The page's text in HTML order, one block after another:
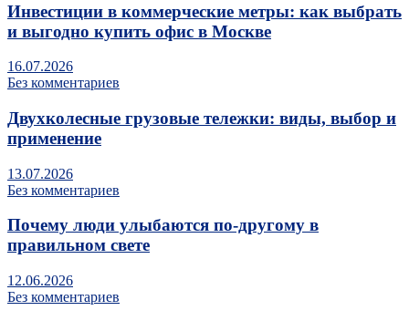
Инвестиции в коммерческие метры: как выбрать
и выгодно купить офис в Москве
16.07.2026
Без комментариев
Двухколесные грузовые тележки: виды, выбор и
применение
13.07.2026
Без комментариев
Почему люди улыбаются по‑другому в
правильном свете
12.06.2026
Без комментариев